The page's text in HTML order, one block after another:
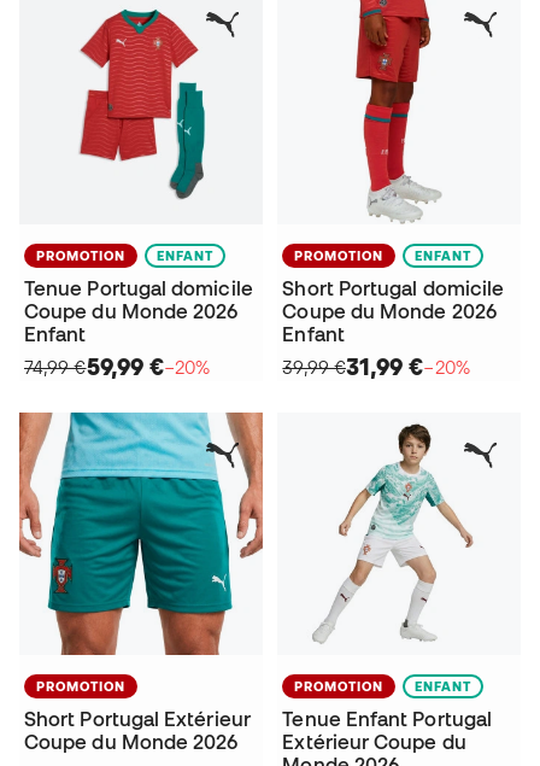
PROMOTION ENFANT
Tenue Portugal domicile
Coupe du Monde 2026
Enfant
74,99 €59,99 €−20%
PROMOTION ENFANT
Short Portugal domicile
Coupe du Monde 2026
Enfant
39,99 €31,99 €−20%
PROMOTION
Short Portugal Extérieur
Coupe du Monde 2026
PROMOTION ENFANT
Tenue Enfant Portugal
Extérieur Coupe du